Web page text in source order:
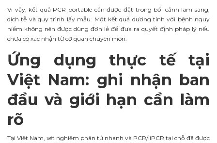
Vì vậy, kết quả PCR portable cần được đặt trong bối cảnh lâm sàng,
dịch tễ và quy trình lấy mẫu. Một kết quả dương tính với bệnh nguy
hiểm không nên được dùng đơn lẻ để đưa ra quyết định pháp lý nếu
chưa có xác nhận từ cơ quan chuyên môn.
Ứng dụng thực tế tại
Việt Nam: ghi nhận ban
đầu và giới hạn cần làm
rõ
Tại Việt Nam, xét nghiệm phân tử nhanh và PCR/iiPCR tại chỗ đã được